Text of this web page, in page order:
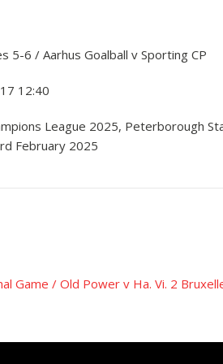
5-6 / Aarhus Goalball v Sporting CP
12:40
League 2025, Peterborough
February 2025
Game / Old Power v Ha. Vi. 2